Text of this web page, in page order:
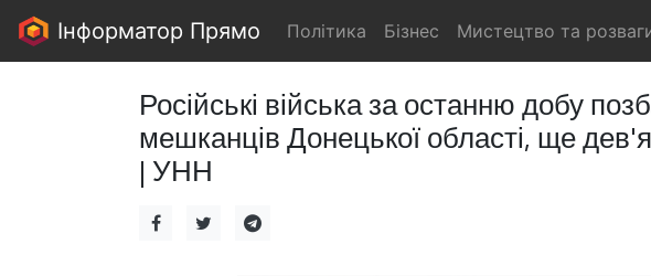
Інформатор Прямо Політика Бізнес Мистецтво та
Російські війська за останню добу
мешканців Донецької області, ще
| УНН